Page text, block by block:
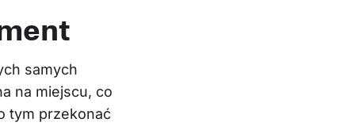
samych
na miejscu, co
tym przekonać